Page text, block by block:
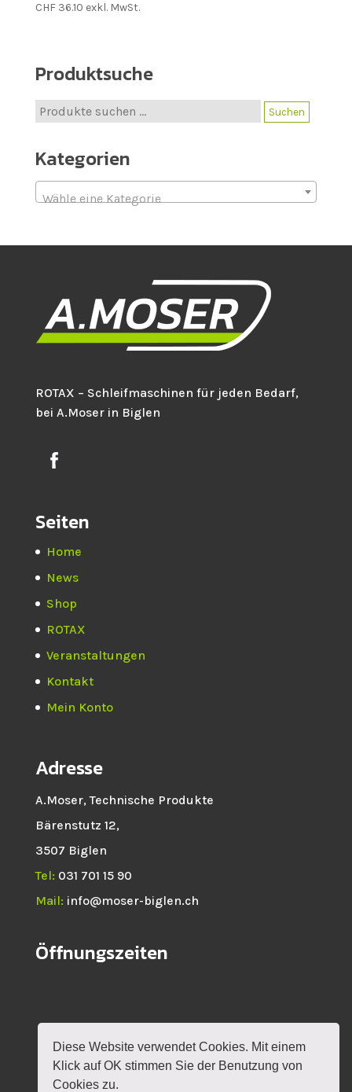
Diese Website verwendet Cookies. Mit einem
Klick auf OK stimmen Sie der Benutzung von
Cookies zu.
CHF36.10 exkl. MwSt.
Produktsuche
Suche
nach:
Suchen
Kategorien
Wähle eine Kategorie
ROTAX – Schleifmaschinen für jeden Bedarf,
bei A.Moser in Biglen
Seiten
Home
News
Shop
ROTAX
Veranstaltungen
Kontakt
Mein Konto
Adresse
A.Moser, Technische Produkte
Bärenstutz 12,
3507 Biglen
Tel: 031 701 15 90
Mail: info@moser-biglen.ch
Öffnungszeiten
HOME NEWS SHOP
ROTAX
VERANSTALTUNGEN